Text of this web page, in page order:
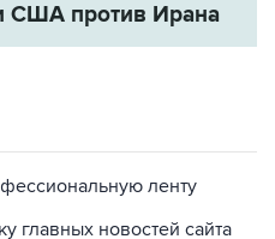
США против Ирана
ленту
главных новостей сайта